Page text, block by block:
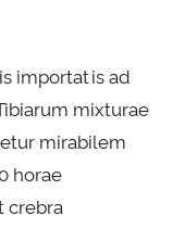
importatis ad
mixturae
mirabilem
horae
crebra